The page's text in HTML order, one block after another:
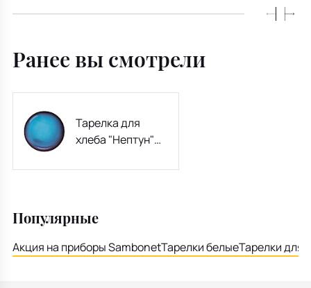
Ранее вы смотрели
Тарелка для
хлеба "Нептун"
см
Популярные
Акция на приборы SambonetТарелки белыеТарелки для